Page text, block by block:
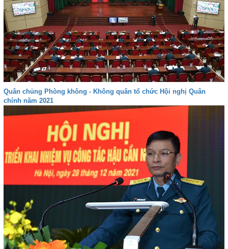
Quân chủng Phòng không - Không quân tổ chức Hội nghị Quân
chính năm 2021